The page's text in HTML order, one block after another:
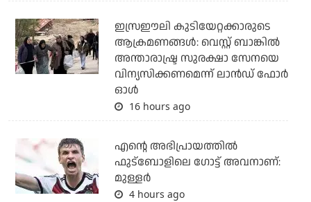
ഇസ്രഈലി കുടിയേറ്റക്കാരുടെ
ആക്രമണങ്ങള്‍: വെസ്റ്റ് ബാങ്കില്‍
അന്താരാഷ്ട്ര സുരക്ഷാ സേനയെ
വിന്യസിക്കണമെന്ന് ലാന്‍ഡ് ഫോര്‍
ഓള്‍
16 hours ago
എന്റെ അഭിപ്രായത്തില്‍
ഫുട്‌ബോളിലെ ഗോട്ട് അവനാണ്:
മുള്ളര്‍
4 hours ago